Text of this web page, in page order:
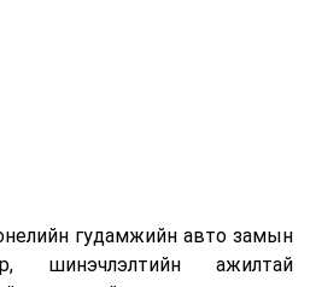
хүч үйлдвэрлэхэд ашиглаж
хувьд шаталтын дараа
гудамжийн авто замын
шинэчлэлтийн ажилтай